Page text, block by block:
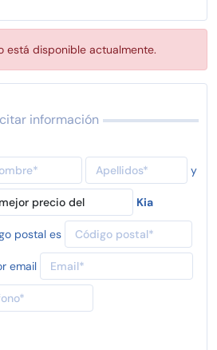
está disponible actualmente.
información
y
Kia
postal es
email